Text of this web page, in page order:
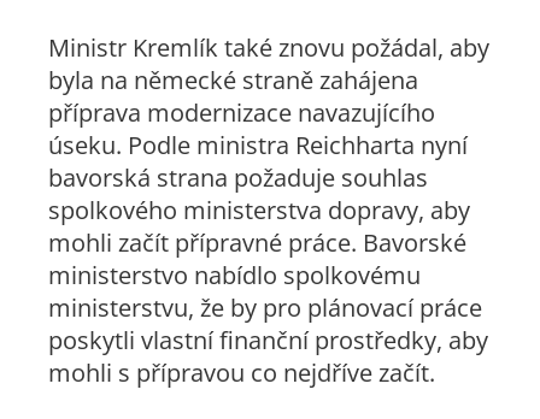
Ministr Kremlík také znovu požádal, aby
byla na německé straně zahájena
příprava modernizace navazujícího
úseku. Podle ministra Reichharta nyní
bavorská strana požaduje souhlas
spolkového ministerstva dopravy, aby
mohli začít přípravné práce. Bavorské
ministerstvo nabídlo spolkovému
ministerstvu, že by pro plánovací práce
poskytli vlastní finanční prostředky, aby
mohli s přípravou co nejdříve začít.